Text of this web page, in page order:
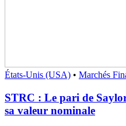
États-Unis (USA) • Marchés
STRC : Le pari de
sa valeur nominale